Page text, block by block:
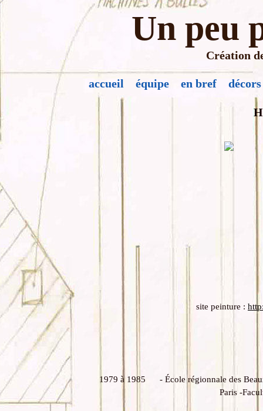
Un peu
Création
accueil équipe en bref décors
site peinture :
1979 à 1985 - École régionnale des
Paris -